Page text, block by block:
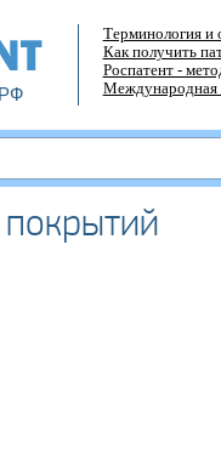
Терминология и
Как получить
Роспатент -
Международная